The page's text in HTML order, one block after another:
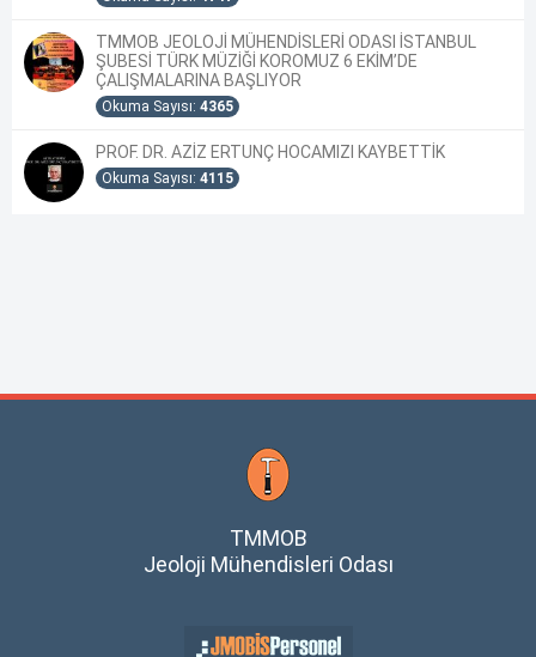
TMMOB JEOLOJİ MÜHENDİSLERİ ODASI İSTANBUL
ŞUBESİ TÜRK MÜZİĞİ KOROMUZ 6 EKİM’DE
ÇALIŞMALARINA BAŞLIYOR
Okuma Sayısı: 4365
PROF. DR. AZİZ ERTUNÇ HOCAMIZI KAYBETTİK
Okuma Sayısı: 4115
TMMOB
Jeoloji Mühendisleri Odası